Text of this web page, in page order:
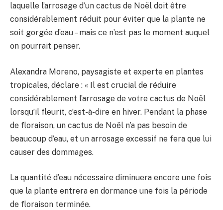
laquelle l’arrosage d’un cactus de Noël doit être
considérablement réduit pour éviter que la plante ne
soit gorgée d’eau – mais ce n’est pas le moment auquel
on pourrait penser.
Alexandra Moreno, paysagiste et experte en plantes
tropicales, déclare : « Il est crucial de réduire
considérablement l’arrosage de votre cactus de Noël
lorsqu’il fleurit, c’est-à-dire en hiver. Pendant la phase
de floraison, un cactus de Noël n’a pas besoin de
beaucoup d’eau, et un arrosage excessif ne fera que lui
causer des dommages.
La quantité d’eau nécessaire diminuera encore une fois
que la plante entrera en dormance une fois la période
de floraison terminée.